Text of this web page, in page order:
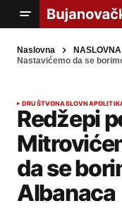
Naslovna NASLOVNA
Nastavićemo da se
DRUŠTVONASLOVNA
Redžepi
da se
Albanaca